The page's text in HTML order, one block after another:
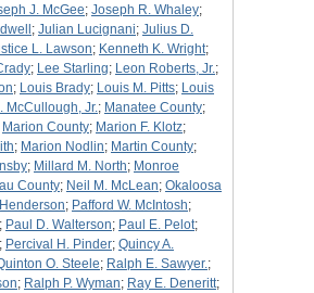
J. McGee; Joseph R. Whaley;
; Julian Lucignani; Julius D.
L. Lawson; Kenneth K. Wright;
; Lee Starling; Leon Roberts, Jr.;
; Louis Brady; Louis M. Pitts; Louis
McCullough, Jr.; Manatee County;
Marion County; Marion F. Klotz;
; Marion Nodlin; Martin County;
; Millard M. North; Monroe
County; Neil M. McLean; Okaloosa
; Pafford W. McIntosh;
; Paul D. Walterson; Paul E. Pelot;
; Percival H. Pinder; Quincy A.
O. Steele; Ralph E. Sawyer.;
; Ralph P. Wyman; Ray E. Deneritt;